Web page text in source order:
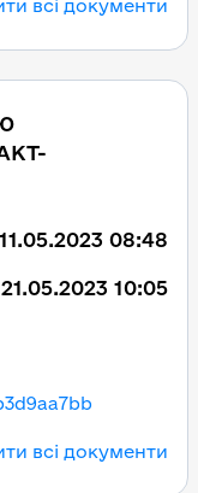
всі документи
11.05.2023 08:48
21.05.2023 10:05
всі документи